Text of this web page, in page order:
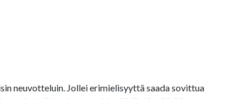
neuvotteluin. Jollei erimielisyyttä saada sovittua